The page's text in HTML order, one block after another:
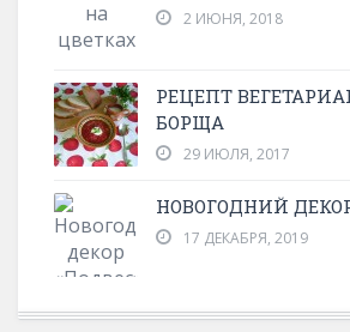
2 ИЮНЯ, 2018
РЕЦЕПТ
БОРЩА
29 ИЮЛЯ, 2017
НОВОГОДНИЙ
17 ДЕКАБРЯ, 2019